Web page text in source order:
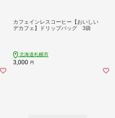
カフェインレスコーヒー【おいしい
デカフェ】ドリップバッグ 3袋
北海道札幌市
3,000 円